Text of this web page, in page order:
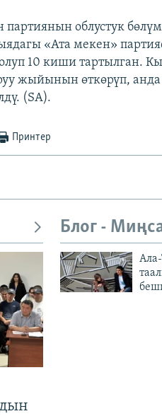
партиянын облустук
«Ата мекен»
10 киши тартылган.
жыйынын өткөрүп,
(SA).
Принтер
Блог -